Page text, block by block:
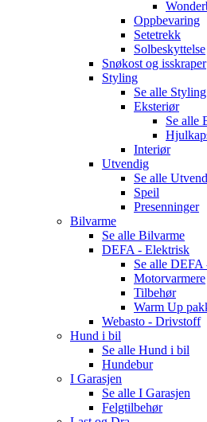
Oppbevaring
Setetrekk
Solbeskyttelse
Snøkost og isskraper
Styling
Se alle Styling
Eksteriør
Se alle
Interiør
Utvendig
Se alle
Speil
Presenninger
Bilvarme
Se alle Bilvarme
DEFA - Elektrisk
Se alle DEFA
Motorvarmere
Tilbehør
Warm Up
Webasto - Drivstoff
Hund i bil
Se alle Hund i bil
Hundebur
I Garasjen
Se alle I Garasjen
Felgtilbehør